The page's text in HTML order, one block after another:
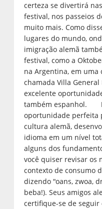
certeza se divertirá
festival, nos passeios
muito mais. Como
lugares do mundo,
imigração alemã
festival, como a
na Argentina, em
chamada Villa
excelente
também espanhol.
oportunidade perfeita
cultura alemã,
idioma em um nível
alguns dos
você quiser revisar os
contexto de consumo
dizendo "oans, zwoa,
beba!). Seus amigos
certifique-se de